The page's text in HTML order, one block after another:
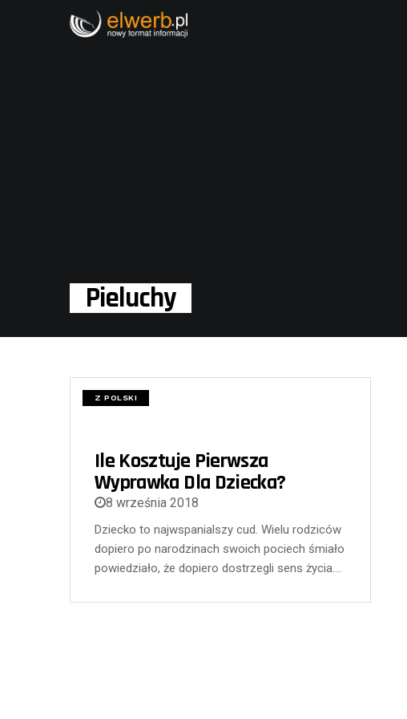
Pieluchy
Z POLSKI
Ile Kosztuje Pierwsza
Wyprawka Dla Dziecka?
8 września 2018
Dziecko to najwspanialszy cud. Wielu rodziców
dopiero po narodzinach swoich pociech śmiało
powiedziało, że dopiero dostrzegli sens życia….